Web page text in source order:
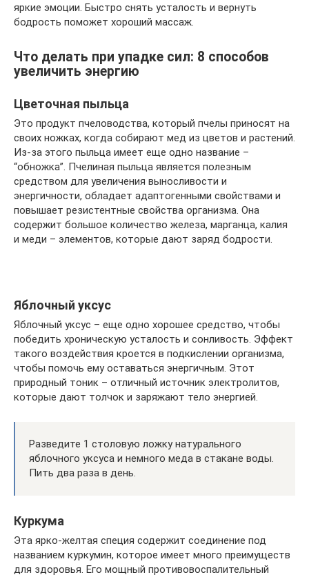
яркие эмоции. Быстро снять усталость и вернуть
бодрость поможет хороший массаж.
Что делать при упадке сил: 8 способов
увеличить энергию
Цветочная пыльца
Это продукт пчеловодства, который пчелы приносят на
своих ножках, когда собирают мед из цветов и растений.
Из-за этого пыльца имеет еще одно название –
“обножка”. Пчелиная пыльца является полезным
средством для увеличения выносливости и
энергичности, обладает адаптогенными свойствами и
повышает резистентные свойства организма. Она
содержит большое количество железа, марганца, калия
и меди – элементов, которые дают заряд бодрости.
Яблочный уксус
Яблочный уксус – еще одно хорошее средство, чтобы
победить хроническую усталость и сонливость. Эффект
такого воздействия кроется в подкислении организма,
чтобы помочь ему оставаться энергичным. Этот
природный тоник – отличный источник электролитов,
которые дают толчок и заряжают тело энергией.
Разведите 1 столовую ложку натурального
яблочного уксуса и немного меда в стакане воды.
Пить два раза в день.
Куркума
Эта ярко-желтая специя содержит соединение под
названием куркумин, которое имеет много преимуществ
для здоровья. Его мощный противовоспалительный